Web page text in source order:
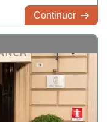
Continuer